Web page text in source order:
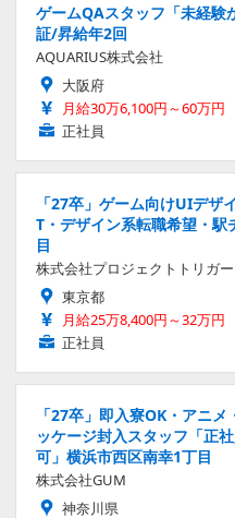
ゲームQAスタッフ「未経験
証/昇給年2回
AQUARIUS株式会社
大阪府
月給30万6,100円～60万円
正社員
「27卒」ゲーム向けUIデザ
T・デザイン系転職希望・
目
株式会社プロジェクトトリガー
東京都
月給25万8,400円～32万円
正社員
「27卒」即入寮OK・アニ
ッケージ封入スタッフ「正
可」横浜市西区南幸1丁目
株式会社GUM
神奈川県